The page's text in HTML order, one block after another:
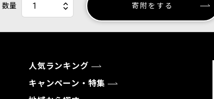
数量 寄附をする
人気ランキング
キャンペーン・特集